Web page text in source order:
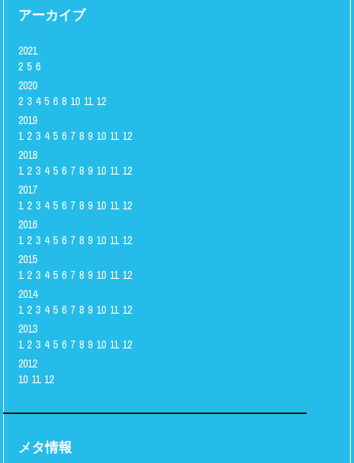
アーカイブ
2021
2 5 6
2020
2 3 4 5 6 8 10 11 12
2019
1 2 3 4 5 6 7 8 9 10 11 12
2018
1 2 3 4 5 6 7 8 9 10 11 12
2017
1 2 3 4 5 6 7 8 9 10 11 12
2016
1 2 3 4 5 6 7 8 9 10 11 12
2015
1 2 3 4 5 6 7 8 9 10 11 12
2014
1 2 3 4 5 6 7 8 9 10 11 12
2013
1 2 3 4 5 6 7 8 9 10 11 12
2012
10 11 12
メタ情報